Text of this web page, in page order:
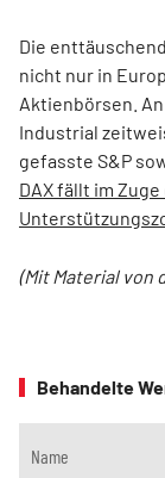
Die
nicht nur in
Aktienbörsen.
Industrial
gefasste S&P
DAX fällt im
(Mit Material von
Behandelte
Name